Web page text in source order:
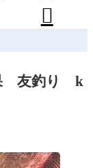

果 友釣り k